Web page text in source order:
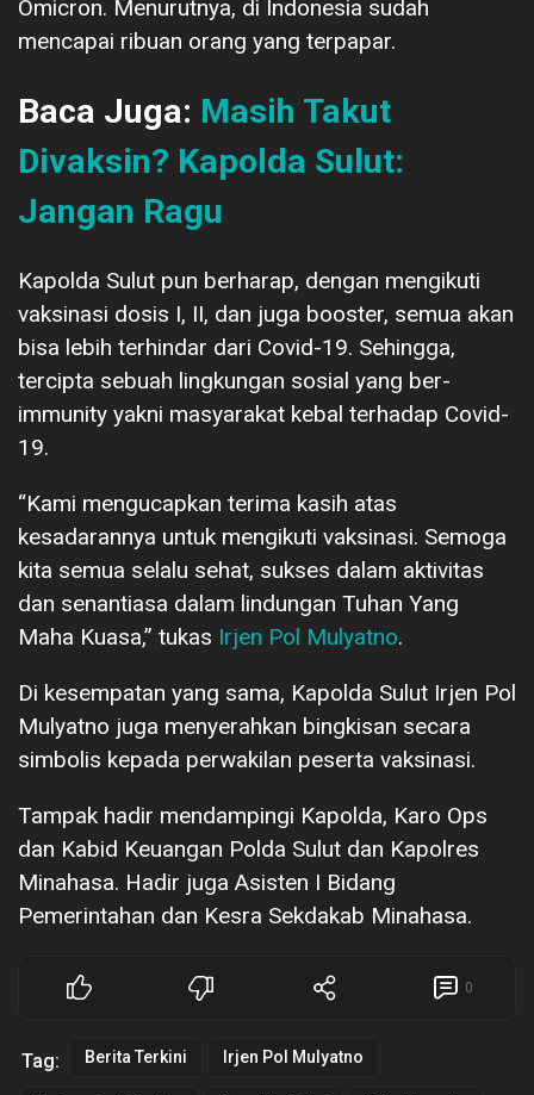
Omicron. Menurutnya, di Indonesia sudah
mencapai ribuan orang yang terpapar.
Baca Juga: Masih Takut
Divaksin? Kapolda Sulut:
Jangan Ragu
Kapolda Sulut pun berharap, dengan mengikuti
vaksinasi dosis I, II, dan juga booster, semua akan
bisa lebih terhindar dari Covid-19. Sehingga,
tercipta sebuah lingkungan sosial yang ber-
immunity yakni masyarakat kebal terhadap Covid-
19.
“Kami mengucapkan terima kasih atas
kesadarannya untuk mengikuti vaksinasi. Semoga
kita semua selalu sehat, sukses dalam aktivitas
dan senantiasa dalam lindungan Tuhan Yang
Maha Kuasa,” tukas Irjen Pol Mulyatno.
Di kesempatan yang sama, Kapolda Sulut Irjen Pol
Mulyatno juga menyerahkan bingkisan secara
simbolis kepada perwakilan peserta vaksinasi.
Tampak hadir mendampingi Kapolda, Karo Ops
dan Kabid Keuangan Polda Sulut dan Kapolres
Minahasa. Hadir juga Asisten I Bidang
Pemerintahan dan Kesra Sekdakab Minahasa.
0
Tag: Berita Terkini Irjen Pol Mulyatno